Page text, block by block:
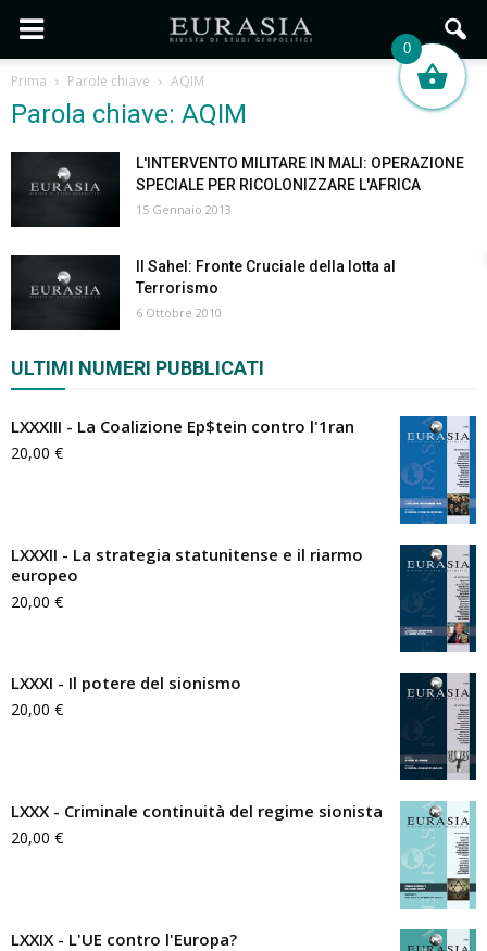
Prima Parole chiave AQIM
Parola chiave: AQIM
L'INTERVENTO MILITARE IN MALI: OPERAZIONE
SPECIALE PER RICOLONIZZARE L'AFRICA
15 Gennaio 2013
Il Sahel: Fronte Cruciale della lotta al
Terrorismo
6 Ottobre 2010
ULTIMI NUMERI PUBBLICATI
LXXXIII - La Coalizione Ep$tein contro l'1ran
20,00 €
LXXXII - La strategia statunitense e il riarmo
europeo
20,00 €
LXXXI - Il potere del sionismo
20,00 €
LXXX - Criminale continuità del regime sionista
20,00 €
LXXIX - L'UE contro l'Europa?
0